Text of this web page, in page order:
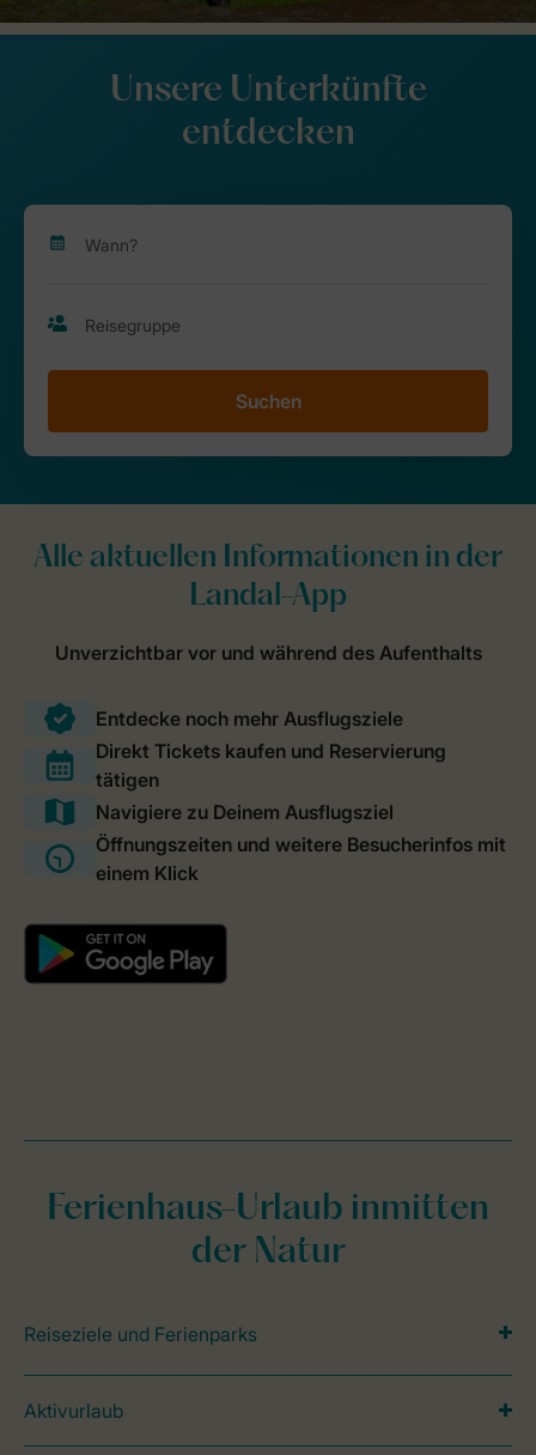
Unsere Unterkünfte
entdecken
Suchen
Ferienhaus-Urlaub inmitten
der Natur
Reiseziele und Ferienparks
Aktivurlaub